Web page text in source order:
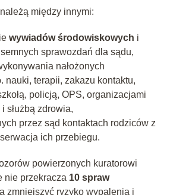
między innymi:
wywiadów środowiskowych i
sprawozdań dla sądu,
nałożonych
nauki, terapii, zakazu kontaktu,
policją, OPS, organizacjami
służbą zdrowia,
przez sąd kontaktach rodziców z
ich przebiegu.
powierzonych kuratorowi
nie przekracza 10 spraw
zmniejszyć ryzyko wypalenia i